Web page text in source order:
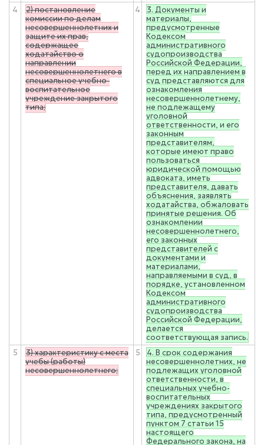
4
2) постановление
комиссии по делам
несовершеннолетних и
защите их прав,
содержащее
ходатайство о
направлении
несовершеннолетнего в
специальное учебно-
воспитательное
учреждение закрытого
типа;
4
3. Документы и
материалы,
предусмотренные
Кодексом
административного
судопроизводства
Российской Федерации,
перед их направлением в
суд представляются для
ознакомления
несовершеннолетнему,
не подлежащему
уголовной
ответственности, и его
законным
представителям,
которые имеют право
пользоваться
юридической помощью
адвоката, иметь
представителя, давать
объяснения, заявлять
ходатайства, обжаловать
принятые решения. Об
ознакомлении
несовершеннолетнего,
его законных
представителей с
документами и
материалами,
направляемыми в суд, в
порядке, установленном
Кодексом
административного
судопроизводства
Российской Федерации,
делается
соответствующая запись.
5
3) характеристику с места
учебы (работы)
несовершеннолетнего;
5
4. В срок содержания
несовершеннолетних, не
подлежащих уголовной
ответственности, в
специальных учебно-
воспитательных
учреждениях закрытого
типа, предусмотренный
пунктом 7 статьи 15
настоящего
Федерального закона, на